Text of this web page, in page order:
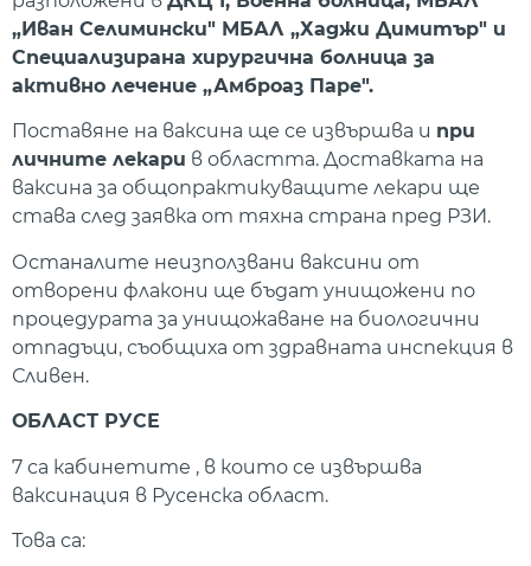
„Иван Селимински" МБАЛ „Хаджи Димитър" и
Специализирана хирургична болница за
активно лечение „Амброаз Паре".
Поставяне на ваксина ще се извършва и при
личните лекари в областта. Доставката на
ваксина за общопрактикуващите лекари ще
става след заявка от тяхна страна пред РЗИ.
Останалите неизползвани ваксини от
отворени флакони ще бъдат унищожени по
процедурата за унищожаване на биологични
отпадъци, съобщиха от здравната инспекция в
Сливен.
ОБЛАСТ РУСЕ
7 са кабинетите , в които се извършва
ваксинация в Русенска област.
Това са: